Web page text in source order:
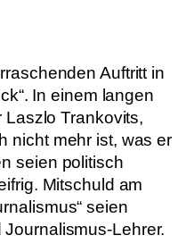
Auftritt in
In einem langen
Laszlo Trankovits,
nicht mehr ist, was er
seien politisch
Mitschuld am
seien
Lehrer.